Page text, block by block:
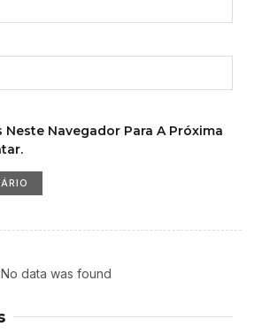
Neste Navegador Para A Próxima
No data was found